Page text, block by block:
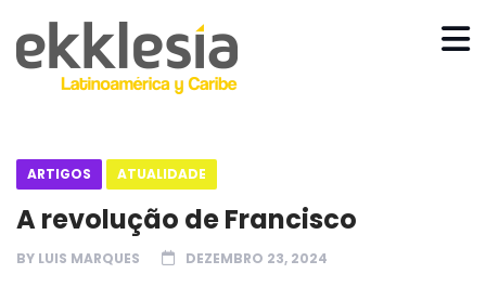
ARTIGOS ATUALIDADE
A revolução de Francisco
BY LUIS MARQUES DEZEMBRO 23, 2024